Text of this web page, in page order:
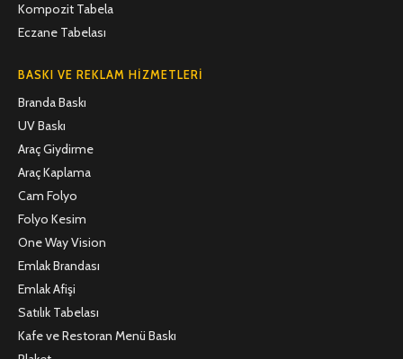
Kompozit Tabela
Eczane Tabelası
BASKI VE REKLAM HIZMETLERI
Branda Baskı
UV Baskı
Araç Giydirme
Araç Kaplama
Cam Folyo
Folyo Kesim
One Way Vision
Emlak Brandası
Emlak Afişi
Satılık Tabelası
Kafe ve Restoran Menü Baskı